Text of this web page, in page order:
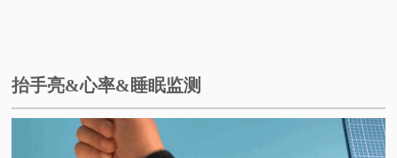
抬手亮&心率&睡眠监测